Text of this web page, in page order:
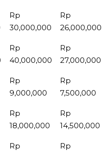
Rp
30,000,000
Rp
26,000,000
Rp
40,000,000
Rp
27,000,000
Rp
9,000,000
Rp
7,500,000
Rp
18,000,000
Rp
14,500,000
Rp
Rp